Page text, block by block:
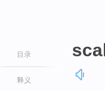
目录
释义